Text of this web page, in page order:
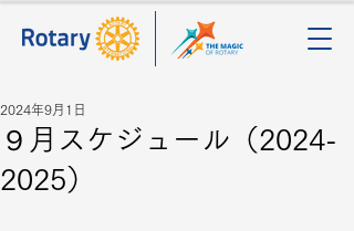
９月スケジュール（2024-
2025）
2024年9月1日